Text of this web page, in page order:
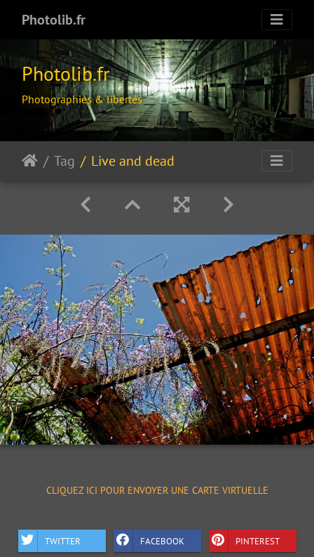
Photolib.fr
Photolib.fr
Photographies & libertés
Tag Live and dead
CLIQUEZ ICI POUR ENVOYER UNE CARTE VIRTUELLE
TWITTER FACEBOOK PINTEREST